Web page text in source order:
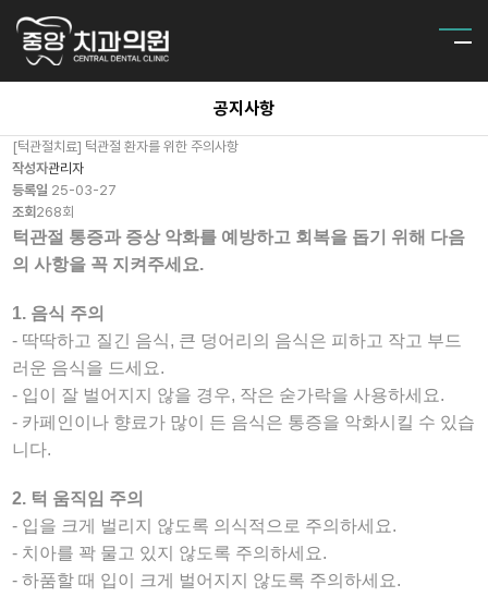
공지사항
[턱관절치료] 턱관절 환자를 위한 주의사항
작성자관리자
등록일 25-03-27
조회 268회
턱관절 통증과 증상 악화를 예방하고 회복을 돕기 위해 다음
의 사항을 꼭 지켜주세요.
1. 음식 주의
- 딱딱하고 질긴 음식, 큰 덩어리의 음식은 피하고 작고 부드
러운 음식을 드세요.
- 입이 잘 벌어지지 않을 경우, 작은 숟가락을 사용하세요.
- 카페인이나 향료가 많이 든 음식은 통증을 악화시킬 수 있습
니다.
2. 턱 움직임 주의
- 입을 크게 벌리지 않도록 의식적으로 주의하세요.
- 치아를 꽉 물고 있지 않도록 주의하세요.
- 하품할 때 입이 크게 벌어지지 않도록 주의하세요.